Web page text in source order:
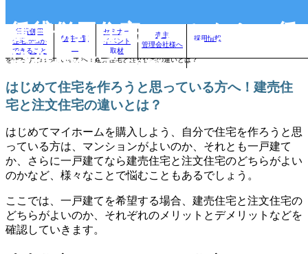
賃貸併用住宅のことなら、賃
貸併用住宅.com
自分に合った賃貸併用住宅を見つけよう！｜>賃貸併用住宅のお役立ちコラム
を作ろうと思っている方へ！建売住宅と注文住宅の違いとは？
はじめて住宅を作ろうと思っている方へ！建売住
宅と注文住宅の違いとは？
はじめてマイホームを購入しよう、自分で住宅を作ろうと思
っている方は、マンションがよいのか、それとも一戸建て
か、さらに一戸建てなら建売住宅と注文住宅のどちらがよい
のかなど、様々なことで悩むこともあるでしょう。
ここでは、一戸建てを希望する場合、建売住宅と注文住宅の
どちらがよいのか、それぞれのメリットとデメリットなどを
確認していきます。
賃貸併用
住宅.comが
できること
物件一覧
セミナー
イベント
取材
売主
管理会社様へ
採用情報